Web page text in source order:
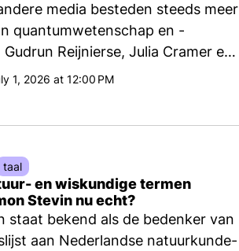
media besteden steeds meer
quantumwetenschap en -
Reijnierse, Julia Cramer en
onderzochten hoe ze dat doen
heeft dat op hoe het
1, 2026 at 12:00 PM
en wiskundige termen
Stevin nu echt?
staat bekend als de bedenker van
aan Nederlandse natuurkunde-
taal